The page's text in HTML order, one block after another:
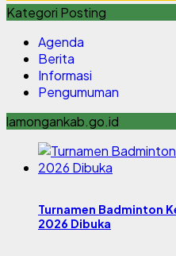
Kategori Posting
Agenda
Berita
Informasi
Pengumuman
lamongankab.go.id
Turnamen Badminton
2026 Dibuka